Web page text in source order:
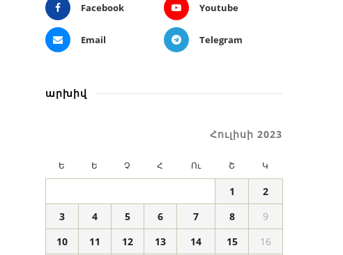
Facebook Youtube
Email Telegram
արխիվ
Հուլիսի 2023
Ե Ե Չ Հ Ու Շ Կ
1
2
3
4 5 6 7 8
9
10
11 12 13 14 15
16